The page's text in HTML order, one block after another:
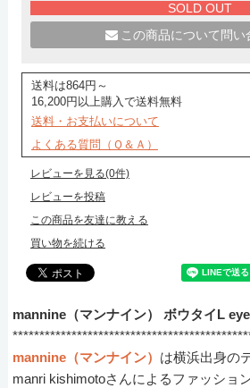
SOLD OUT
この商品について問い
送料は864円～
16,200円以上購入で送料無料
送料・お支払いについて
よくある質問（Ｑ＆Ａ）
レビューを見る(0件)
レビューを投稿
この商品を友達に教える
買い物を続ける
mannine（マンナイン） ボウタイL
mannine（マンナイン） は横浜出身の
manri kishimotoさんによるファッショ